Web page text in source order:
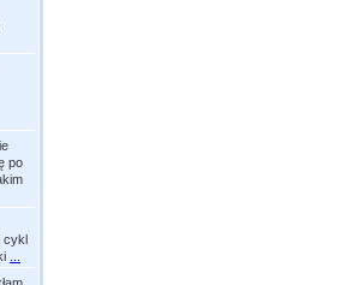
po
cykl